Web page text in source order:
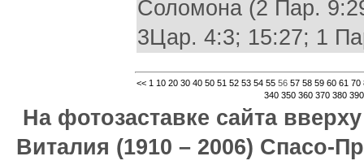
Соломона (2 Пар.
3Цар. 4:3; 15:27; 1
<< 1 10 20 30 40 50 51 52 53 54 5556 57 58 59 60 61 70
340 350 360 370 380 390
На фотозаставке сайта
Виталия (1910 – 2006) Спасо-